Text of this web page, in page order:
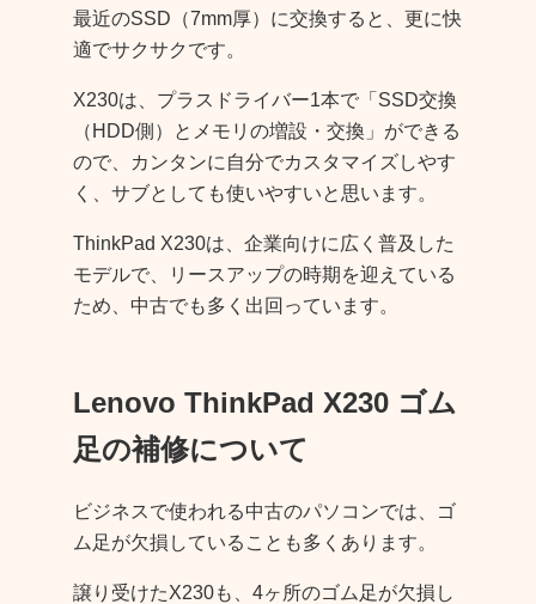
最近のSSD（7mm厚）に交換すると、更に快
適でサクサクです。
X230は、プラスドライバー1本で「SSD交換
（HDD側）とメモリの増設・交換」ができる
ので、カンタンに自分でカスタマイズしやす
く、サブとしても使いやすいと思います。
ThinkPad X230は、企業向けに広く普及した
モデルで、リースアップの時期を迎えている
ため、中古でも多く出回っています。
Lenovo ThinkPad X230 ゴム
足の補修について
ビジネスで使われる中古のパソコンでは、ゴ
ム足が欠損していることも多くあります。
譲り受けたX230も、4ヶ所のゴム足が欠損し